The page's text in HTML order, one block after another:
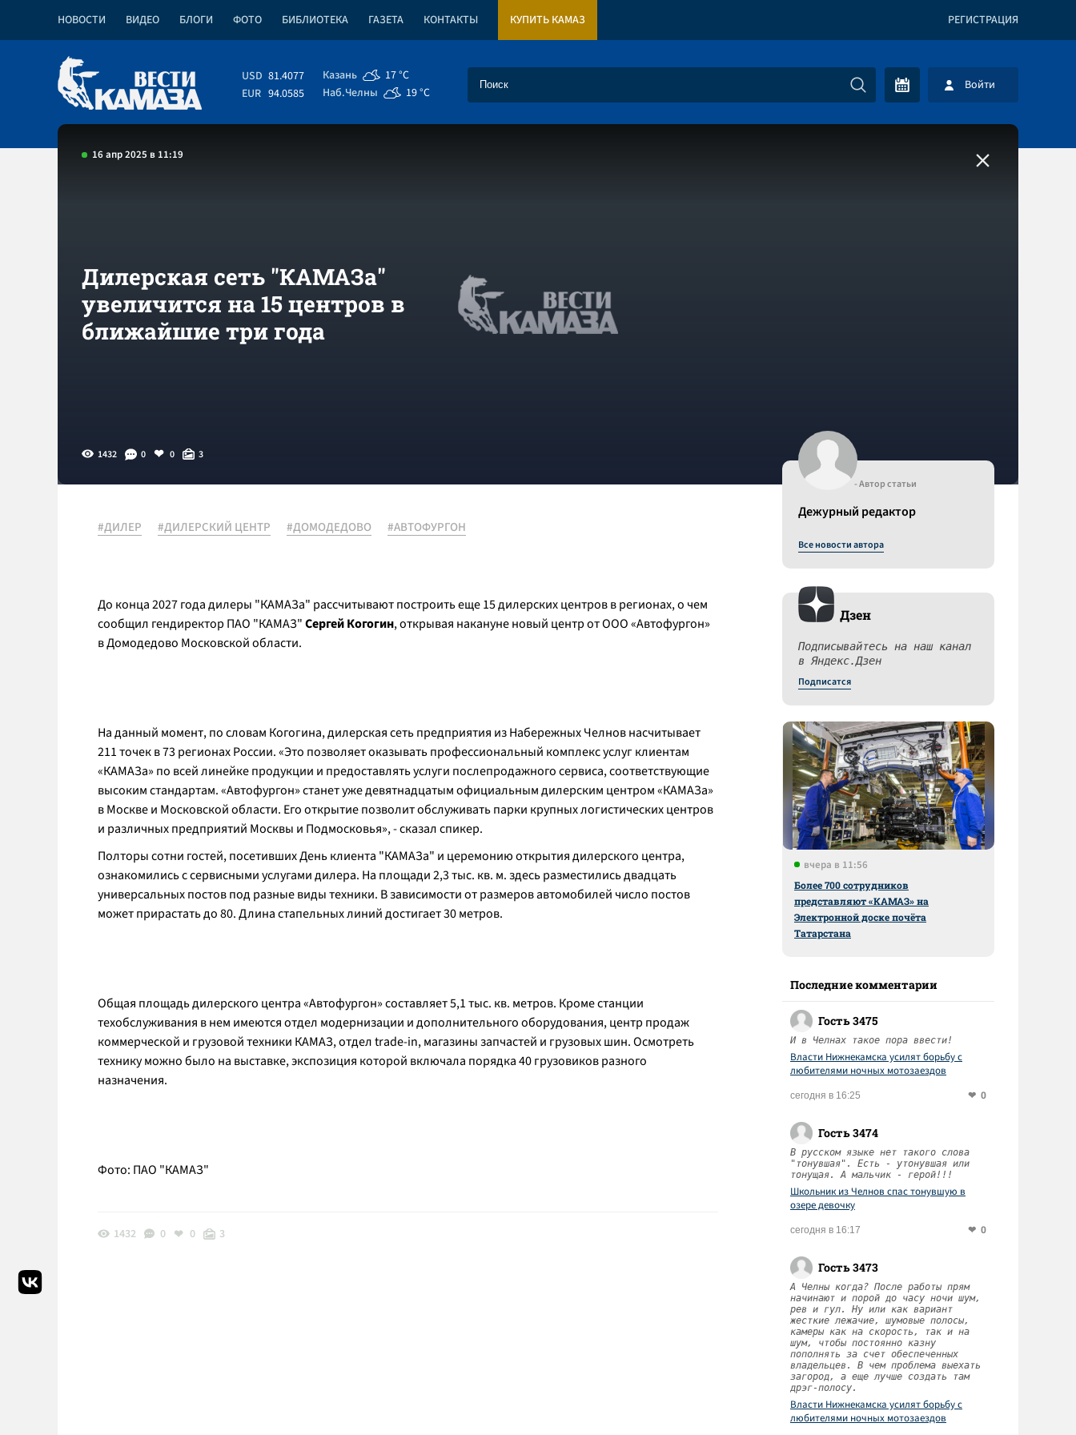
НОВОСТИ ВИДЕО БЛОГИ ФОТО БИБЛИОТЕКА ГАЗЕТА КОНТАКТЫ КУПИТЬ КАМАЗ РЕГИСТРАЦИЯ
USD 81.4077
EUR 94.0585
Казань
17 °C
Наб.Челны
19 °C Войти
16 апр 2025 в 11:19
Дилерская сеть "КАМАЗа"
увеличится на 15 центров в
ближайшие три года
1432 0 0 3
#ДИЛЕР #ДИЛЕРСКИЙ ЦЕНТР #ДОМОДЕДОВО #АВТОФУРГОН
До конца 2027 года дилеры "КАМАЗа" рассчитывают построить еще 15 дилерских центров в регионах, о чем
сообщил гендиректор ПАО "КАМАЗ"Сергей Когогин, открывая накануне новый центр от ООО «Автофургон»
в Домодедово Московской области.
На данный момент, по словам Когогина, дилерская сеть предприятия из Набережных Челнов насчитывает
211 точек в 73 регионах России. «Это позволяет оказывать профессиональный комплекс услуг клиентам
«КАМАЗа» по всей линейке продукции и предоставлять услуги послепродажного сервиса, соответствующие
высоким стандартам. «Автофургон» станет уже девятнадцатым официальным дилерским центром «КАМАЗа»
в Москве и Московской области. Его открытие позволит обслуживать парки крупных логистических центров
и различных предприятий Москвы и Подмосковья», - сказал спикер.
Полторы сотни гостей, посетивших День клиента "КАМАЗа" и церемонию открытия дилерского центра,
ознакомились с сервисными услугами дилера. На площади 2,3 тыс. кв. м. здесь разместились двадцать
универсальных постов под разные виды техники. В зависимости от размеров автомобилей число постов
может прирастать до 80. Длина стапельных линий достигает 30 метров.
Общая площадь дилерского центра «Автофургон» составляет 5,1 тыс. кв. метров. Кроме станции
техобслуживания в нем имеются отдел модернизации и дополнительного оборудования, центр продаж
коммерческой и грузовой техники КАМАЗ, отдел trade-in, магазины запчастей и грузовых шин. Осмотреть
технику можно было на выставке, экспозиция которой включала порядка 40 грузовиков разного
назначения.
Фото: ПАО "КАМАЗ"
1432 0 0 3
- Автор статьи
Дежурный редактор
Все новости автора
Дзен
Подписывайтесь на наш канал
в Яндекс.Дзен
Подписатся
вчера в 11:56
Более 700 сотрудников
представляют «КАМАЗ» на
Электронной доске почёта
Татарстана
Последние комментарии
Гость 3475
И в Челнах такое пора ввести!
Власти Нижнекамска усилят борьбу с
любителями ночных мотозаездов
сегодня в 16:25 0
Гость 3474
В русском языке нет такого слова
"тонувшая". Есть - утонувшая или
тонущая. А мальчик - герой!!!
Школьник из Челнов спас тонувшую в
озере девочку
сегодня в 16:17 0
Гость 3473
А Челны когда? После работы прям
начинают и порой до часу ночи шум,
рев и гул. Ну или как вариант
жесткие лежачие, шумовые полосы,
камеры как на скорость, так и на
шум, чтобы постоянно казну
пополнять за счет обеспеченных
владельцев. В чем проблема выехать
загород, а еще лучше создать там
дрэг-полосу.
Власти Нижнекамска усилят борьбу с
любителями ночных мотозаездов